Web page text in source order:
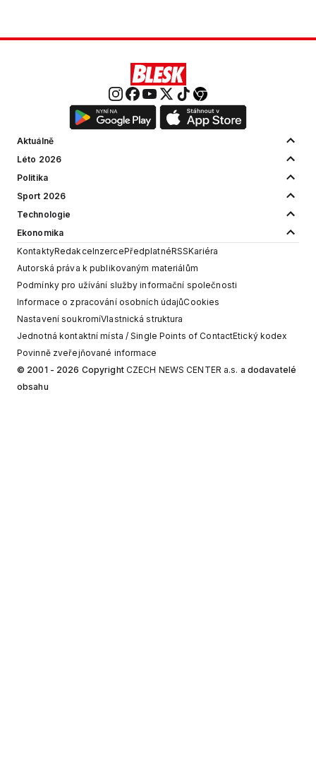
Aktuálně
Léto 2026
Politika
Sport 2026
Technologie
Ekonomika
KontaktyRedakceInzercePředplatnéRSSKariéra
Autorská práva k publikovaným materiálům
Podmínky pro užívání služby informační společnosti
Informace o zpracování osobních údajůCookies
Nastavení soukromíVlastnická struktura
Jednotná kontaktní místa / Single Points of ContactEtický kodex
Povinně zveřejňované informace
© 2001 - 2026 Copyright CZECH NEWS CENTER a.s. a dodavatelé
obsahu